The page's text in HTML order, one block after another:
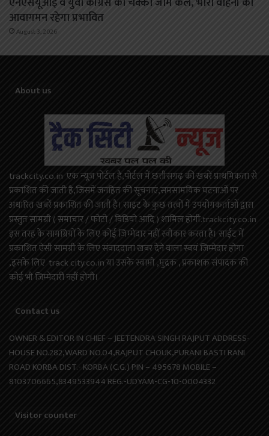
आवागमन रहेगा प्रभावित
August 3, 2026
About us
trackcity.co.in एक न्यूज़ पोर्टल है,पोर्टल में छत्तीसगढ़ की खबरें प्राथमिकता से
प्रकाशित की जाती है,जिसमें जनहित की सूचनाएं,समसामयिक घटनाओं पर
अधारित खबरें प्रकाशित की जाती है। साइट के कुछ तत्वों में उपयोगकर्ताओं द्वारा
प्रस्तुत सामग्री ( समाचार / फोटो / विडियो आदि ) शामिल होगी.trackcity.co.in
इस तरह के सामग्रियों के लिए कोई ज़िम्मेदार नहीं स्वीकार करता है। साईट में
प्रकाशित ऐसी सामग्री के लिए संवाददाता खबर देने वाला स्वयं जिम्मेदार होगा
,इसके लिए track city.co.in या उसके स्वामी ,मुद्रक , प्रकाशक संपादक की
कोई भी जिम्मेदारी नहीं होगी।
Contact us
OWNER & EDITOR IN CHIEF – JEETENDRA SINGH RAJPUT ADDRESS-
HOUSE NO.282,WARD NO.04,RAJPUT CHOUK,PURANI BASTI RANI
ROAD KORBA DIST.- KORBA (C.G.) PIN – 495678 MOBILE –
8103706665,8349533944 REG.-UDYAM-CG-10-0004332
Visitor counter